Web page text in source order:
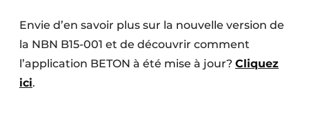
Envie d’en savoir plus sur la nouvelle version de
la NBN B15-001 et de découvrir comment
l’application BETON à été mise à jour? Cliquez
ici.